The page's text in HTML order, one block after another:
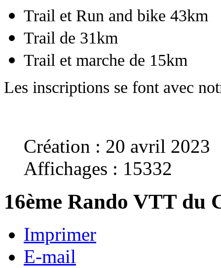
Trail et Run and bike 43km
Trail de 31km
Trail et marche de 15km
Les inscriptions se font avec
Création : 20 avril 2023
Affichages : 15332
16ème Rando VTT du
Imprimer
E-mail